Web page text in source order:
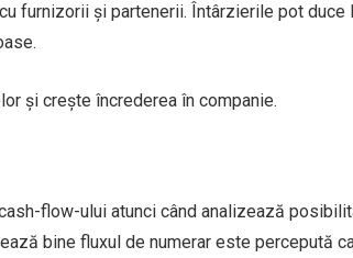
furnizorii și partenerii. Întârzierile pot duce
și crește încrederea în companie.
flow-ului atunci când analizează
bine fluxul de numerar este percepută